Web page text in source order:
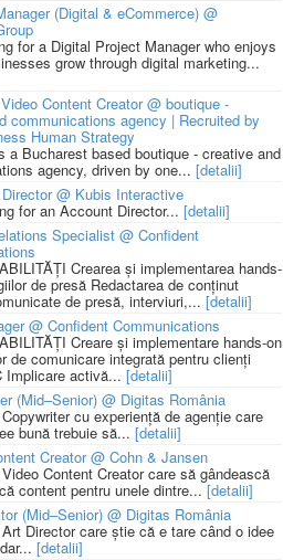
(Digital & eCommerce) @
for a Digital Project Manager who enjoys
grow through digital marketing...
Content Creator @ boutique -
communications agency | Recruited by
Human Strategy
a Bucharest based boutique - creative and
agency, driven by one... [detalii]
@ Kubis Interactive
for an Account Director... [detalii]
Specialist @ Confident
Crearea și implementarea hands-
de presă Redactarea de conținut
de presă, interviuri,... [detalii]
@ Confident Communications
Creare și implementare hands-on
de comunicare integrată pentru clienți
Implicare activă... [detalii]
(Mid–Senior) @ Digitas România
cu experiență de agenție care
bună trebuie să... [detalii]
Creator @ Cohn & Jansen
Content Creator care să gândească
content pentru unele dintre... [detalii]
(Mid–Senior) @ Digitas România
Director care știe că e tare când o idee
[detalii]